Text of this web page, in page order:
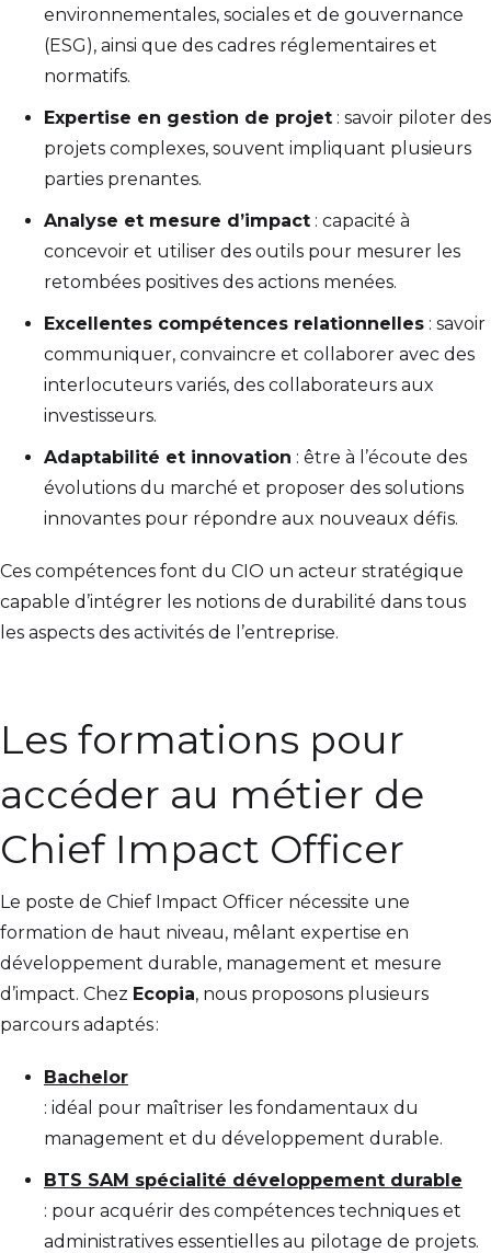
environnementales, sociales et de gouvernance
(ESG), ainsi que des cadres réglementaires et
normatifs.
Expertise en gestion de projet : savoir piloter des
projets complexes, souvent impliquant plusieurs
parties prenantes.
Analyse et mesure d’impact : capacité à
concevoir et utiliser des outils pour mesurer les
retombées positives des actions menées.
Excellentes compétences relationnelles : savoir
communiquer, convaincre et collaborer avec des
interlocuteurs variés, des collaborateurs aux
investisseurs.
Adaptabilité et innovation : être à l’écoute des
évolutions du marché et proposer des solutions
innovantes pour répondre aux nouveaux défis.
Ces compétences font du CIO un acteur stratégique
capable d’intégrer les notions de durabilité dans tous
les aspects des activités de l’entreprise.
Les formations pour
accéder au métier de
Chief Impact Officer
Le poste de Chief Impact Officer nécessite une
formation de haut niveau, mêlant expertise en
développement durable, management et mesure
d’impact. Chez Ecopia, nous proposons plusieurs
parcours adaptés :
Bachelor
: idéal pour maîtriser les fondamentaux du
management et du développement durable.
BTS SAM spécialité développement durable
: pour acquérir des compétences techniques et
administratives essentielles au pilotage de projets.